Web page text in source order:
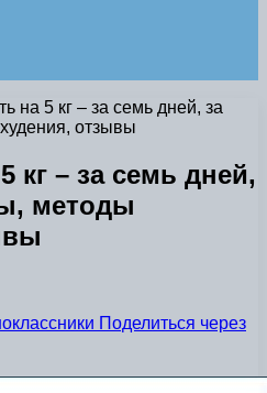
на 5 кг – за семь дней, за
отзывы
кг – за семь дней,
методы
Поделиться через